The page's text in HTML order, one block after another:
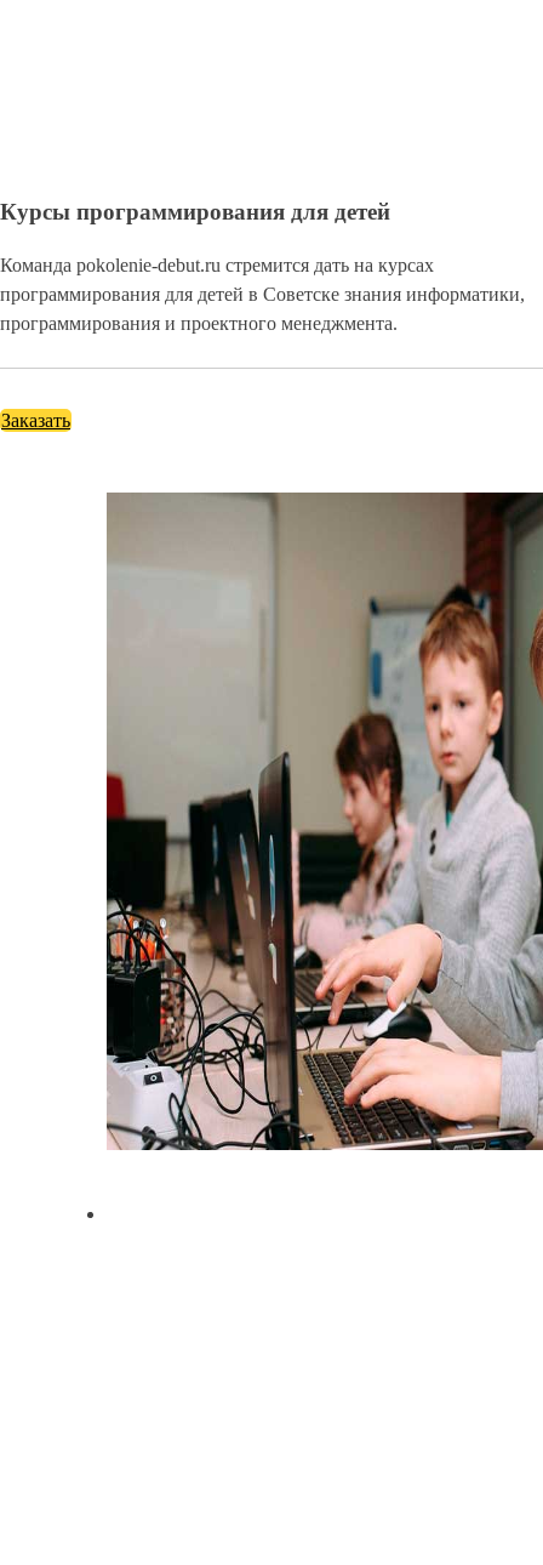
Курсы программирования для детей
Команда pokolenie-debut.ru стремится дать на курсах
программирования для детей в Советске знания информатики,
программирования и проектного менеджмента.
Заказать